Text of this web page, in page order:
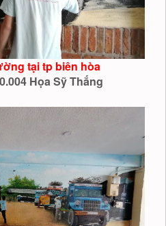
tại tp biên hòa
Họa Sỹ Thắng